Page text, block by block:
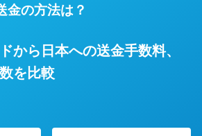
金の方法は？
から日本への送金手数料、
を比較